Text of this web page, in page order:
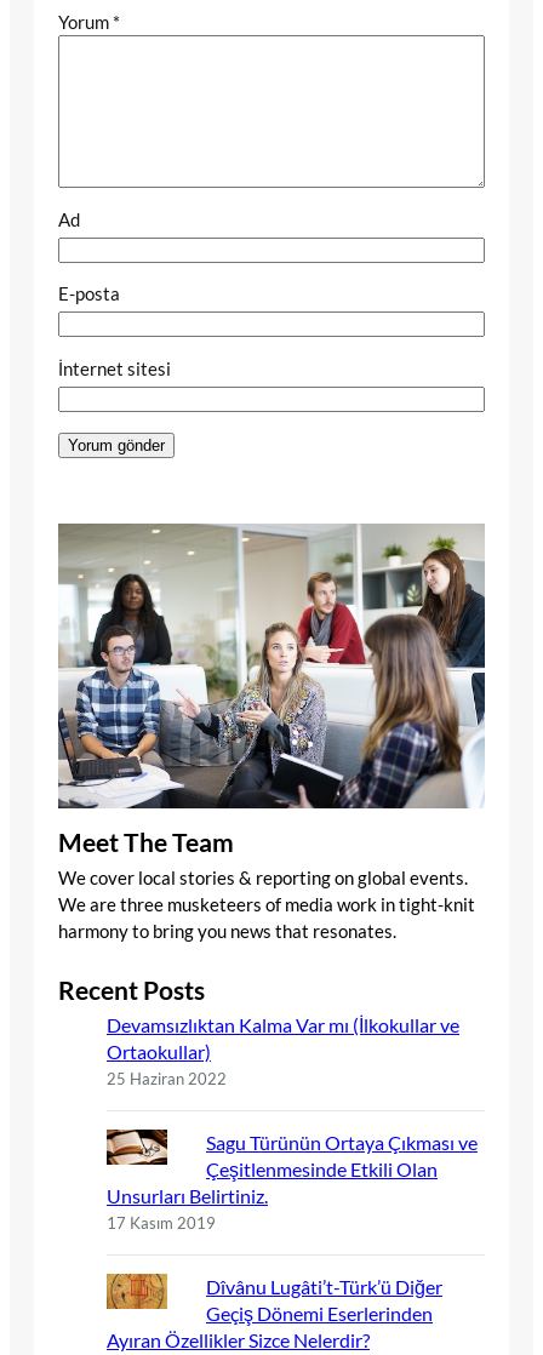
Yorum *
Ad
E-posta
İnternet sitesi
Meet The Team
We cover local stories & reporting on global events.
We are three musketeers of media work in tight-knit
harmony to bring you news that resonates.
Recent Posts
Devamsızlıktan Kalma Var mı (İlkokullar ve
Ortaokullar)
25 Haziran 2022
Sagu Türünün Ortaya Çıkması ve
Çeşitlenmesinde Etkili Olan
Unsurları Belirtiniz.
17 Kasım 2019
Dîvânu Lugâti’t-Türk’ü Diğer
Geçiş Dönemi Eserlerinden
Ayıran Özellikler Sizce Nelerdir?